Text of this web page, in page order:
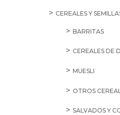
CEREALES Y
BARRITAS
CEREALES DE
MUESLI
OTROS
SALVADOS Y